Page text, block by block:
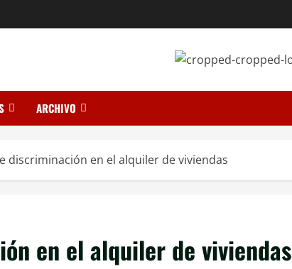
ARCHIVO
discriminación en el alquiler de viviendas
en el alquiler de viviendas